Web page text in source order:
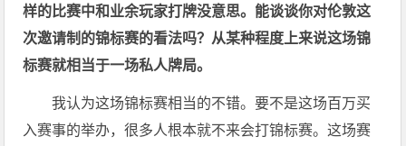
样的比赛中和业余玩家打牌没意思。能谈谈你对伦敦这
次邀请制的锦标赛的看法吗？从某种程度上来说这场锦
标赛就相当于一场私人牌局。
我认为这场锦标赛相当的不错。要不是这场百万买
入赛事的举办，很多人根本就不来会打锦标赛。这场赛